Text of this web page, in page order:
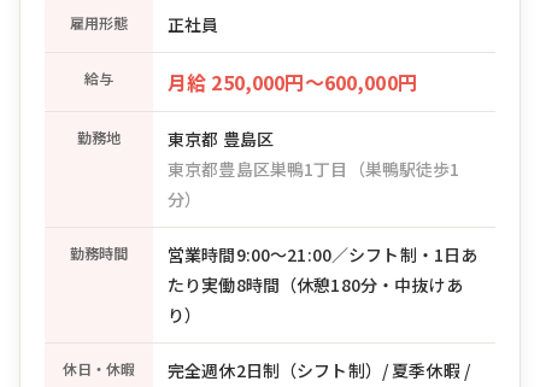
雇用形態 正社員
給与 月給 250,000円〜600,000円
勤務地
東京都 豊島区
東京都豊島区巣鴨1丁目（巣鴨駅徒歩1
分）
勤務時間
営業時間9:00〜21:00／シフト制・1日あ
たり実働8時間（休憩180分・中抜けあ
り）
休日・休暇
完全週休2日制（シフト制）/ 夏季休暇 /